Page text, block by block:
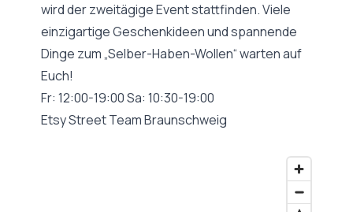
wird der zweitägige Event stattfinden. Viele
einzigartige Geschenkideen und spannende
Dinge zum „Selber-Haben-Wollen“ warten auf
Euch!
Fr: 12:00-19:00 Sa: 10:30-19:00
Etsy Street Team Braunschweig